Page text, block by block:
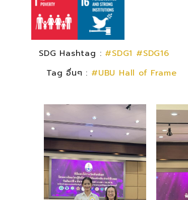
SDG Hashtag : #SDG1 #SDG16
Tag อื่นๆ : #UBU Hall of Frame